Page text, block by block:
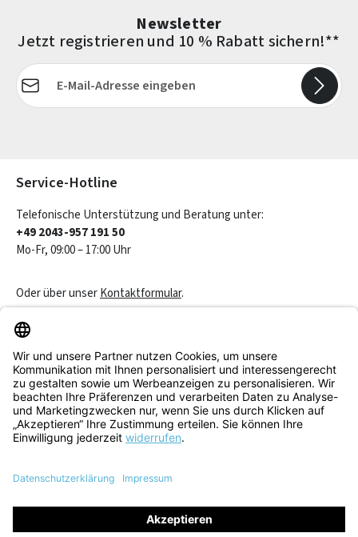
Newsletter
Jetzt registrieren und 10 % Rabatt sichern!**
E-Mail-Adresse*
Service-Hotline
Telefonische Unterstützung und Beratung unter:
+49 2043-957 191 50
Mo-Fr, 09:00 – 17:00 Uhr
Oder über unserKontaktformular.
Service & Beratung
Informationen